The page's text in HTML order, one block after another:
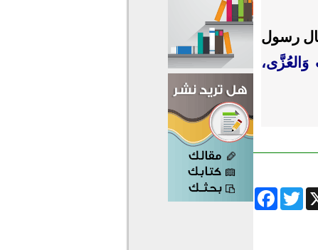
قال: قال رسول
FacebookTwitter